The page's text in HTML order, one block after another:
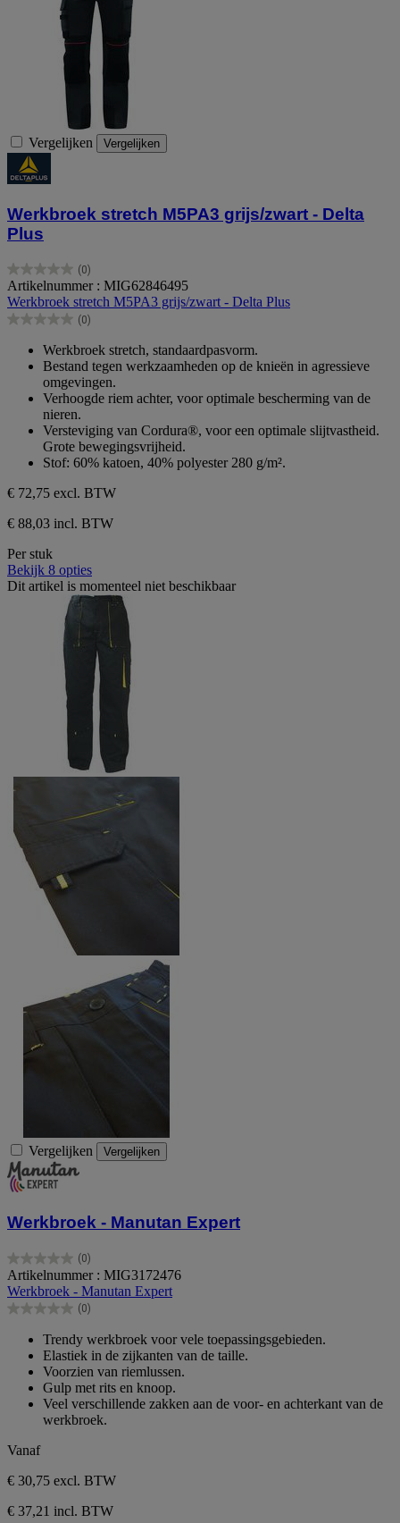
Vergelijken Vergelijken
Werkbroek stretch M5PA3 grijs/zwart - Delta
Plus
(0)
0.0
van
de
5
Artikelnummer : MIG62846495
Werkbroek stretch M5PA3 grijs/zwart - Delta Plus
(0)
0.0
sterren.
Werkbroek stretch, standaardpasvorm.
Bestand tegen werkzaamheden op de knieën in agressieve
omgevingen.
Verhoogde riem achter, voor optimale bescherming van de
nieren.
Versteviging van Cordura®, voor een optimale slijtvastheid.
Grote bewegingsvrijheid.
Stof: 60% katoen, 40% polyester 280 g/m².
€ 72,75 excl. BTW
€ 88,03 incl. BTW
Per stuk
Bekijk 8 opties
Dit artikel is momenteel niet beschikbaar
Vergelijken Vergelijken
Werkbroek - Manutan Expert
(0)
0.0
van
de
5
Artikelnummer : MIG3172476
Werkbroek - Manutan Expert
(0)
0.0
sterren.
Trendy werkbroek voor vele toepassingsgebieden.
Elastiek in de zijkanten van de taille.
Voorzien van riemlussen.
Gulp met rits en knoop.
Veel verschillende zakken aan de voor- en achterkant van de
werkbroek.
Vanaf
€ 30,75 excl. BTW
€ 37,21 incl. BTW